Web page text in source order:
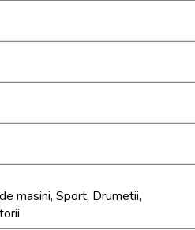
masini, Sport, Drumetii,